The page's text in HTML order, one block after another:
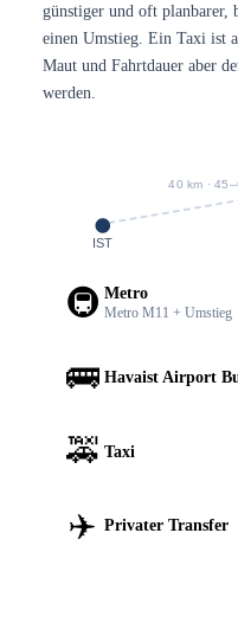
günstiger und oft planbarer,
einen Umstieg. Ein Taxi ist
Maut und Fahrtdauer aber
werden.
40 km ·
IST
🚇 Metro
Metro M11 + Umstieg
🚌 Havaist Airport
🚕 Taxi
✈️ Privater Transfer